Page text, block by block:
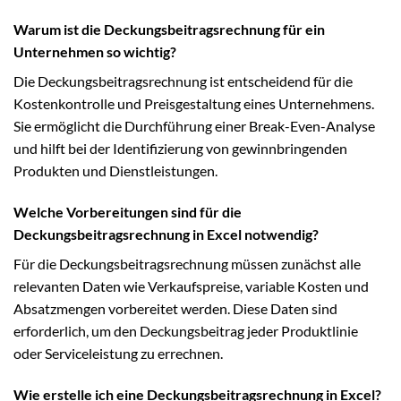
Warum ist die Deckungsbeitragsrechnung für ein
Unternehmen so wichtig?
Die Deckungsbeitragsrechnung ist entscheidend für die
Kostenkontrolle und Preisgestaltung eines Unternehmens.
Sie ermöglicht die Durchführung einer Break-Even-Analyse
und hilft bei der Identifizierung von gewinnbringenden
Produkten und Dienstleistungen.
Welche Vorbereitungen sind für die
Deckungsbeitragsrechnung in Excel notwendig?
Für die Deckungsbeitragsrechnung müssen zunächst alle
relevanten Daten wie Verkaufspreise, variable Kosten und
Absatzmengen vorbereitet werden. Diese Daten sind
erforderlich, um den Deckungsbeitrag jeder Produktlinie
oder Serviceleistung zu errechnen.
Wie erstelle ich eine Deckungsbeitragsrechnung in Excel?